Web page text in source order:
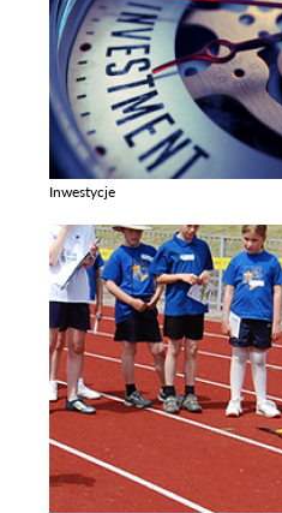
Inwestycje